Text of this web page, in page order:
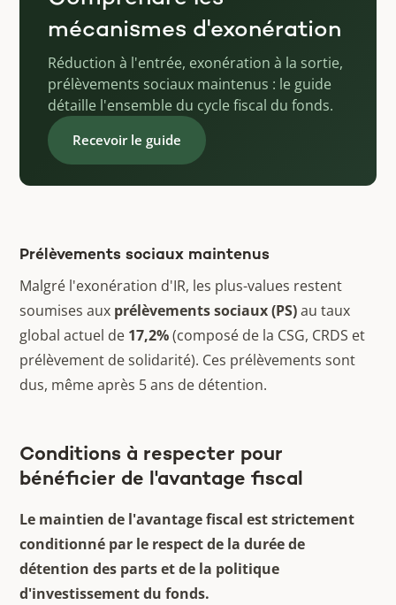
mécanismes d'exonération
Réduction à l'entrée, exonération à la sortie,
prélèvements sociaux maintenus : le guide
détaille l'ensemble du cycle fiscal du fonds.
Recevoir le guide
Prélèvements sociaux maintenus
Malgré l'exonération d'IR, les plus-values restent
soumises aux prélèvements sociaux (PS)au taux
global actuel de 17,2%(composé de la CSG, CRDS et
prélèvement de solidarité). Ces prélèvements sont
dus, même après 5 ans de détention.
Conditions à respecter pour
bénéficier de l'avantage fiscal
Le maintien de l'avantage fiscal est strictement
conditionné par le respect de la durée de
détention des parts et de la politique
d'investissement du fonds.